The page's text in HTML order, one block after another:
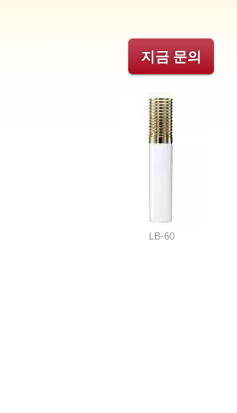
지금 문의
LB-60